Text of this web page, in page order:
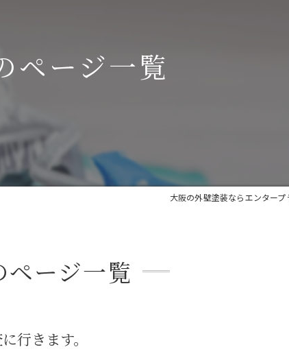
豊中市の外壁塗装
ページ一覧
大阪の外壁塗装ならエンタープ
ージ一覧
行きます。